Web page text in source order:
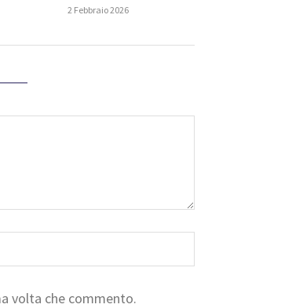
2 Febbraio 2026
volta che commento.